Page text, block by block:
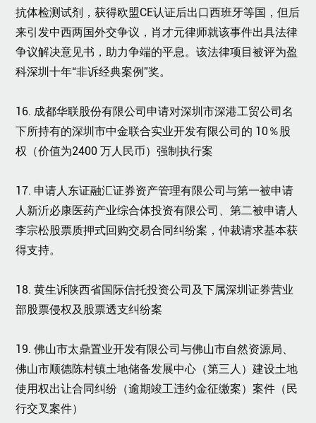
抗体检测试剂，获得欧盟CE认证后出口西班牙等国，但后
来引发中西两国外交争议，肖才元律师就该事件出具法律
争议解决意见书，助力争端的平息。该法律项目被评为盈
科深圳十年“非诉经典案例”奖。
16. 成都华联股份有限公司申请对深圳市深港工贸公司名
下所持有的深圳市中金联合实业开发有限公司的 10％股
权（价值为2400 万人民币）强制执行案
17. 申请人东证融汇证券资产管理有限公司与第一被申请
人新沂必康医药产业综合体投资有限公司、第二被申请人
李宗松股票质押式回购交易合同纠纷案，仲裁请求基本获
得支持。
18. 黄生诉陕西省国际信托投资公司及下属深圳证券营业
部股票侵权及股票透支纠纷案
19. 佛山市太鼎置业开发有限公司与佛山市自然资源局、
佛山市顺德陈村镇土地储备发展中心（第三人）建设土地
使用权出让合同纠纷（逾期竣工违约金征缴案）案件（民
行交叉案件）